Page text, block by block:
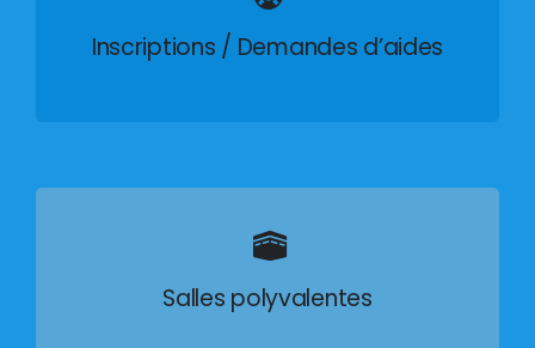
Inscriptions / Demandes d’aides
Salles polyvalentes